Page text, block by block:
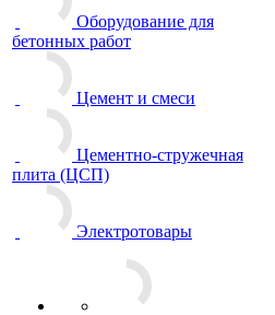
Оборудование для
бетонных работ
Цемент и смеси
Цементно-стружечная
плита (ЦСП)
Электротовары